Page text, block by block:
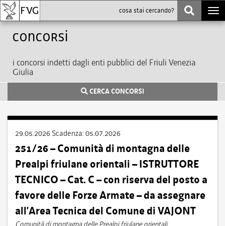
Concorsi
i concorsi indetti dagli enti pubblici del Friuli Venezia
Giulia
CERCA CONCORSI
29.05.2026 Scadenza: 05.07.2026
251/26 – Comunità di montagna delle
Prealpi friulane orientali – ISTRUTTORE
TECNICO – Cat. C – con riserva del posto a
favore delle Forze Armate – da assegnare
all’Area Tecnica del Comune di VAJONT
Comunità di montagna delle Prealpi friulane orientali